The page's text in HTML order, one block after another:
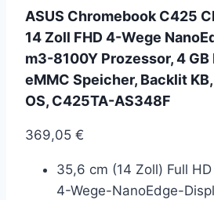
ASUS Chromebook C425
14 Zoll FHD 4-Wege
m3-8100Y Prozessor, 4 GB
eMMC Speicher, Backlit
OS, C425TA-AS348F
369,05 €
35,6 cm (14 Zoll) Full
4-Wege-NanoEdge-